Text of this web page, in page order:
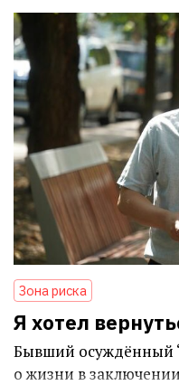
Зона риска
Я хотел
Бывший осуждённый
о жизни в